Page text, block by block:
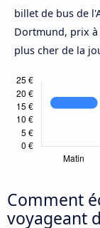
billet de bus de
Dortmund, prix
plus cher de la
Comment
voyageant